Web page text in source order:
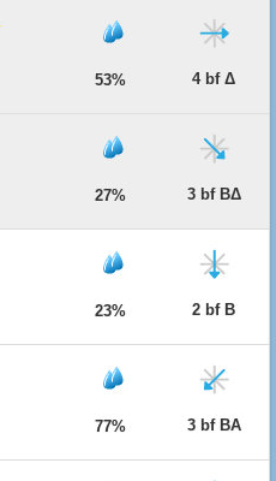
53% 4 bf Δ
27% 3 bf ΒΔ
23% 2 bf Β
77% 3 bf ΒΑ